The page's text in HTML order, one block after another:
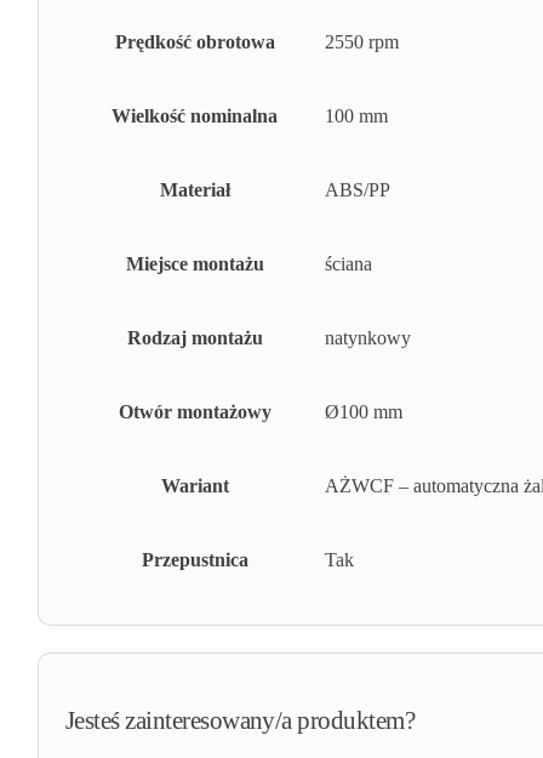
Prędkość obrotowa 2550 rpm
Wielkość nominalna 100 mm
Materiał ABS/PP
Miejsce montażu ściana
Rodzaj montażu natynkowy
Otwór montażowy Ø100 mm
Wariant AŻWCF – automatyczna
Przepustnica Tak
Jesteś zainteresowany/a produktem?